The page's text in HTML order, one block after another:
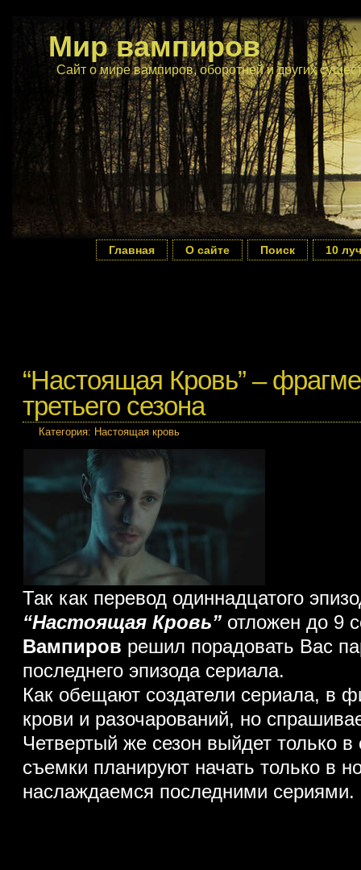
Мир вампиров
Сайт о мире вампиров, оборотней и других
Главная О сайте Поиск 10
“Настоящая Кровь” –
третьего сезона
Категория: Настоящая кровь
Так как перевод одиннадцатого
“Настоящая Кровь” отложен до 9
Вампиров решил порадовать Вас
последнего эпизода сериала.
Как обещают создатели сериала, в
крови и разочарований, но
Четвертый же сезон выйдет только
съемки планируют начать только в
наслаждаемся последними сериями.